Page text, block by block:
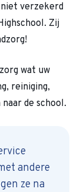
niet verzekerd
Zij
wat uw
reiniging,
de school.
andere
ze na